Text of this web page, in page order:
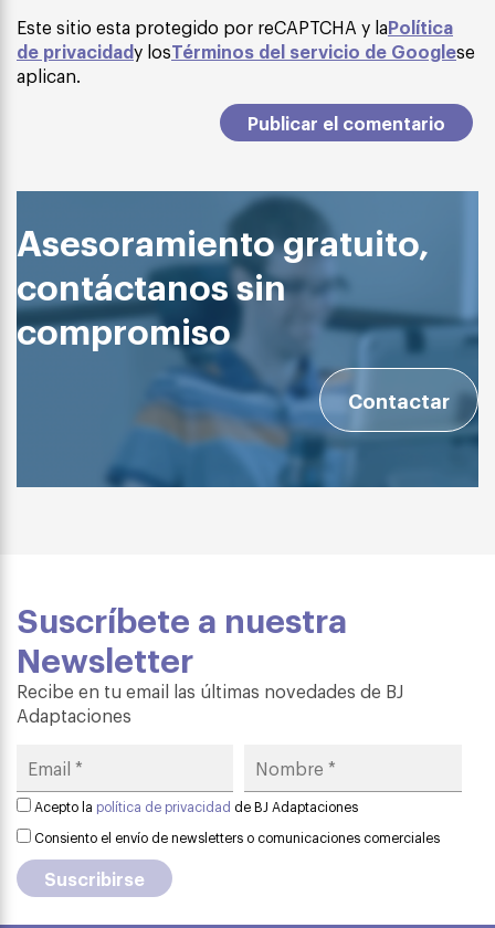
Este sitio esta protegido por reCAPTCHA y laPolítica
de privacidady losTérminos del servicio de Googlese
aplican.
Asesoramiento gratuito,
contáctanos sin
compromiso
Contactar
Suscríbete a nuestra
Newsletter
Recibe en tu email las últimas novedades de BJ
Adaptaciones
Acepto la política de privacidad de BJ Adaptaciones
Consiento el envío de newsletters o comunicaciones comerciales